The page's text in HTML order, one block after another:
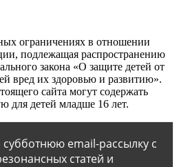
ограничениях в отношении
подлежащая распространению
закона «О защите детей от
вред их здоровью и развитию».
сайта могут содержать
для детей младше 16 лет.
email-рассылку с
статей и